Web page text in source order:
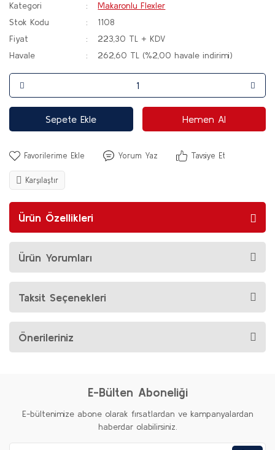
Kategori
Makaronlu Flexler
Stok Kodu
1108
Fiyat
223,30 TL + KDV
Havale
262,60 TL (%2,00 havale indirimi)
Sepete Ekle Hemen Al
Yorum Yaz Tavsiye Et
Karşılaştır
Ürün Özellikleri
Ürün Yorumları
Taksit Seçenekleri
Önerileriniz
E-Bülten Aboneliği
E-bültenimize abone olarak fırsatlardan ve kampanyalardan
haberdar olabilirsiniz.